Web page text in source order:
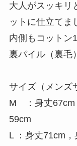
大人がスッキリ
ットに仕立てま
内側もコットン
裏パイル（裏毛）
サイズ（メンズ
M ：身丈67cm
59cm
L ：身丈71cm